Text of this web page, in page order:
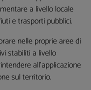
a livello locale
e trasporti pubblici.
nelle proprie aree di
stabiliti a livello
all’applicazione
sul territorio.
contenuti